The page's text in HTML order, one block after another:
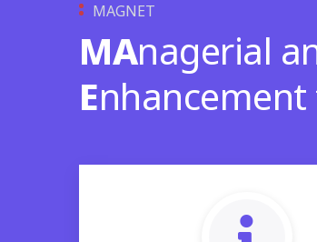
MAGNET
MAnagerial
E